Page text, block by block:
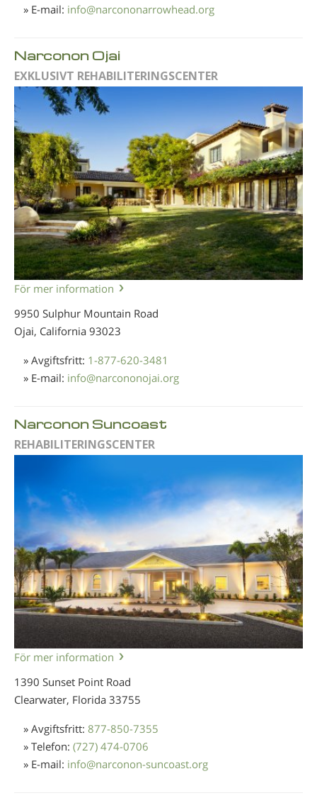
» E-mail: info@narcononarrowhead.org
Narconon Ojai
EXKLUSIVT REHABILITERINGSCENTER
För mer information
9950 Sulphur Mountain Road
Ojai, California 93023
» Avgiftsfritt: 1-877-620-3481
» E-mail: info@narcononojai.org
Narconon Suncoast
REHABILITERINGSCENTER
För mer information
1390 Sunset Point Road
Clearwater, Florida 33755
» Avgiftsfritt: 877-850-7355
» Telefon: (727) 474-0706
» E-mail: info@narconon-suncoast.org